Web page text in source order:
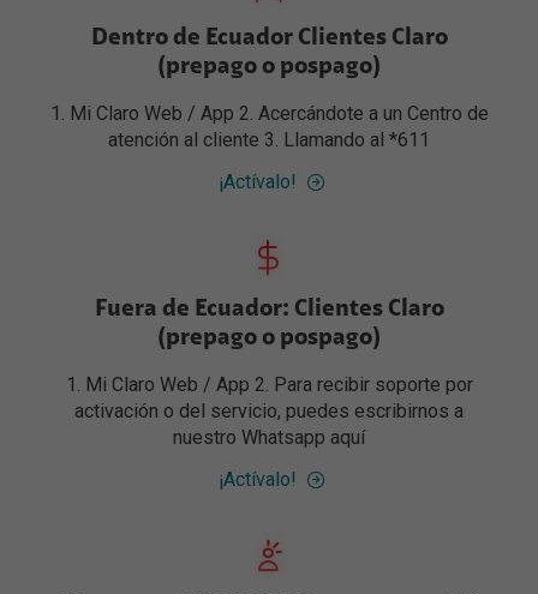
Dentro de Ecuador Clientes Claro
(prepago o pospago)
1. Mi Claro Web / App 2. Acercándote a un Centro de
atención al cliente 3. Llamando al *611
¡Actívalo!
Fuera de Ecuador: Clientes Claro
(prepago o pospago)
1. Mi Claro Web / App 2. Para recibir soporte por
activación o del servicio, puedes escribirnos a
nuestro Whatsapp aquí
¡Actívalo!